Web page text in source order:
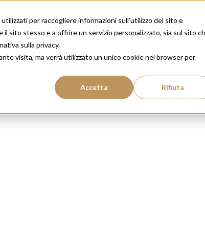
per raccogliere informazioni sull'utilizzo del sito e
sito stesso e a offrire un servizio personalizzato, sia sul sito
sulla privacy.
visita, ma verrà utilizzato un unico cookie nel browser per
Accetta Rifiuta
Salute dei capelli